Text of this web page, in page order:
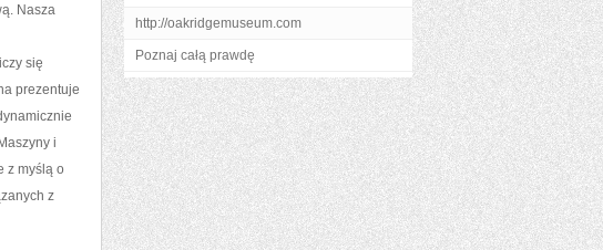
Nasza
się
prezentuje
i
z myślą o
z
http://oakridgemuseum.com
Poznaj całą prawdę